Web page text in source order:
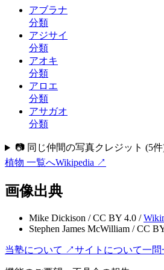
アブラナ
分類
アジサイ
分類
アオキ
分類
アロエ
分類
アサガオ
分類
📷 同じ仲間の写真クレジット (5
植物 一覧へWikipedia ↗
画像出典
Mike Dickison /CC BY 4.0 /
Stephen James McWilliam /CC
当塾について ↗サイトについて一問